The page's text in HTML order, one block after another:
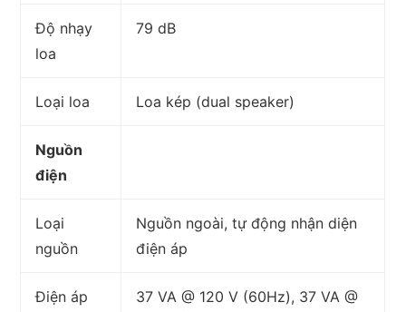
Độ nhạy
loa
79 dB
Loại loa Loa kép (dual speaker)
Nguồn
điện
Loại
nguồn
Nguồn ngoài, tự động nhận diện
điện áp
Điện áp
37 VA @ 120 V (60Hz), 37 VA @